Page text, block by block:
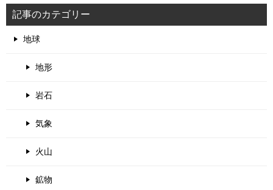
記事のカテゴリー
地球
地形
岩石
気象
火山
鉱物